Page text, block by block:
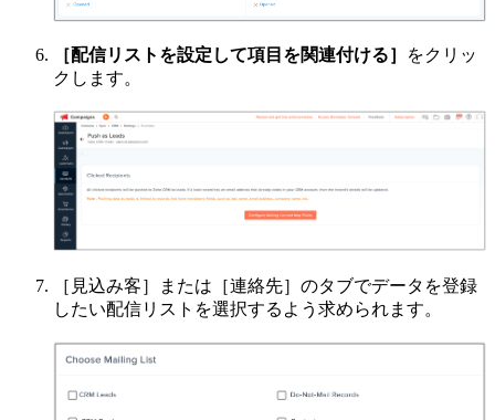
［配信リストを設定して項目を関連付ける］
をクリッ
クします。
［見込み客］または［連絡先］のタブでデータを登録
したい配信リストを選択するよう求められます。